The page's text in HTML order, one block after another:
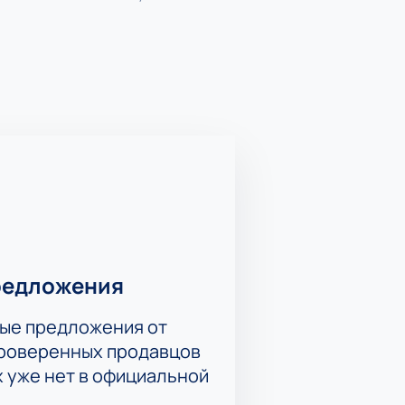
будете буквально затаив
предложения от
продавцов
нет в официальной